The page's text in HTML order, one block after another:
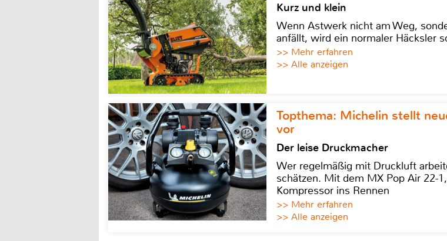
Kurz und klein
Wenn Astwerk nicht am Weg,
anfällt, wird ein normaler Häcksler
>> Mehr erfahren
>> Alle anzeigen
Topthema: Michelin stellt
vor
Der leise Druckmacher
Wer regelmäßig mit Druckluft
schätzen. Mit dem MX Pop Air 22-
Kompressor ins Rennen
>> Mehr erfahren
>> Alle anzeigen